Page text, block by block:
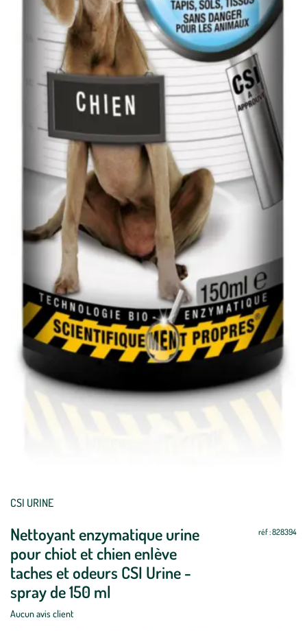
CSI URINE
Nettoyant enzymatique urine
pour chiot et chien enlève
taches et odeurs CSI Urine -
spray de 150 ml
réf : 828394
Aucun avis client
Mettre
jour
Mettre
jour